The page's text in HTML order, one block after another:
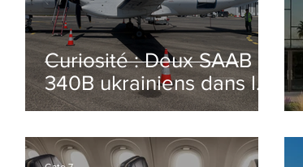
Curiosité : Deux SAAB
340B ukrainiens dans le
ciel Italien cet été